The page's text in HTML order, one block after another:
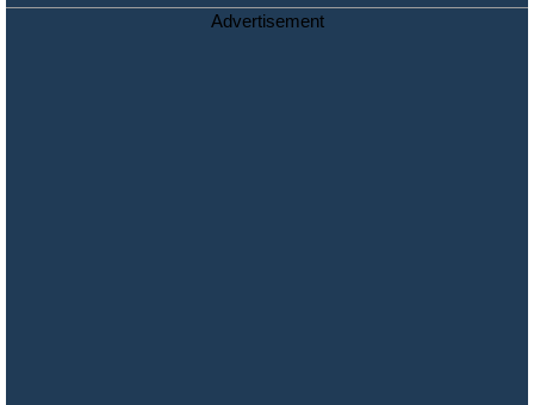
Advertisement